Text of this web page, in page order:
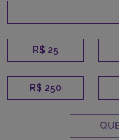
R$ 25
R$ 250